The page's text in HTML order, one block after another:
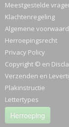
Meestgestelde
Klachtenregeling
Algemene
Herroepingsrecht
Privacy Policy
Copyright © en
Verzenden en
Plakinstructie
Lettertypes
Herroeping